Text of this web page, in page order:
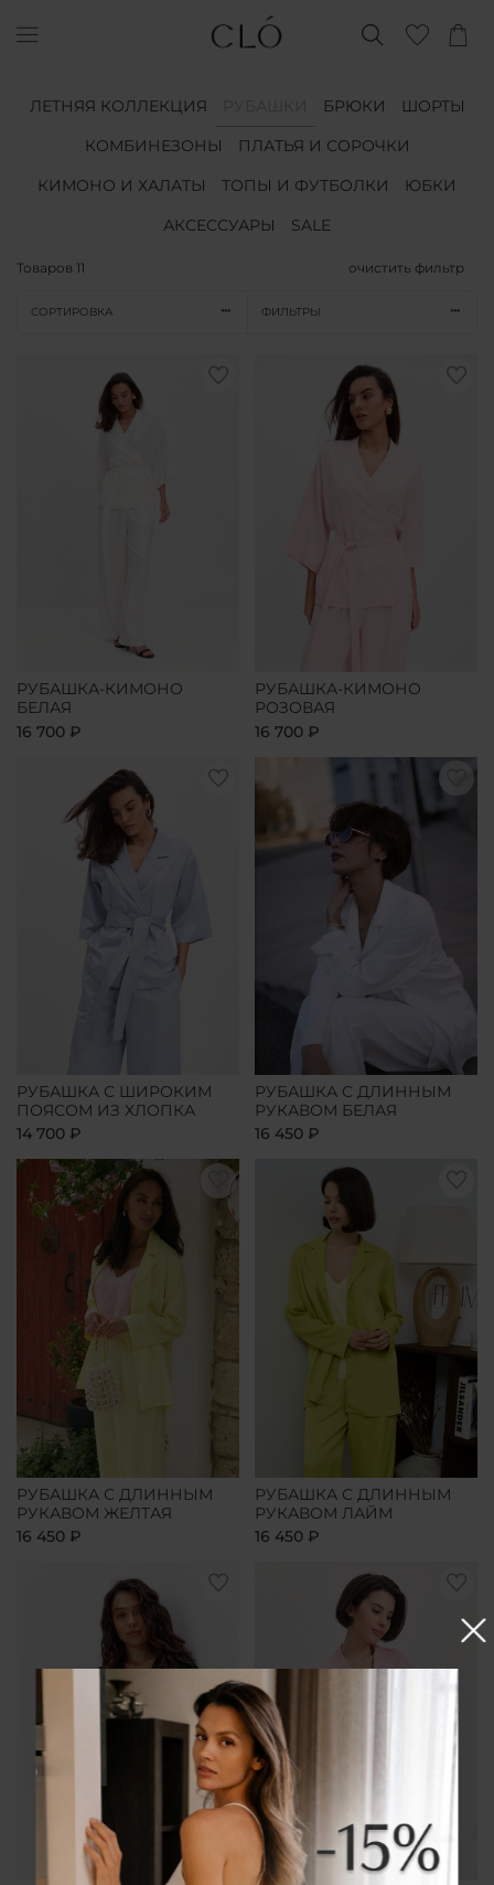
ЛЕТНЯЯ КОЛЛЕКЦИЯ БРЮКИ
ШОРТЫ
КОМБИНЕЗОНЫ
ПЛАТЬЯ И СОРОЧКИ
КИМОНО И ХАЛАТЫ
ТОПЫ И ФУТБОЛКИ
ЮБКИ
АКСЕССУАРЫ
SALE
Товаров 11 очистить фильтр
СОРТИРОВКА ФИЛЬТРЫ
РУБАШКА-КИМОНО
БЕЛАЯ
16 700 ₽
РУБАШКА-КИМОНО
РОЗОВАЯ
16 700 ₽
РУБАШКА С ШИРОКИМ
ПОЯСОМ ИЗ ХЛОПКА
14 700 ₽
РУБАШКА С ДЛИННЫМ
РУКАВОМ БЕЛАЯ
16 450 ₽
РУБАШКА С ДЛИННЫМ
РУКАВОМ ЖЕЛТАЯ
16 450 ₽
РУБАШКА С ДЛИННЫМ
РУКАВОМ ЛАЙМ
16 450 ₽